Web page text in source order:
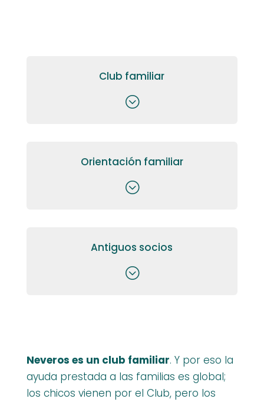
Club familiar
;
Orientación familiar
;
Antiguos socios
;
Neveros es un club familiar. Y por eso la
ayuda prestada a las familias es global;
los chicos vienen por el Club, pero los